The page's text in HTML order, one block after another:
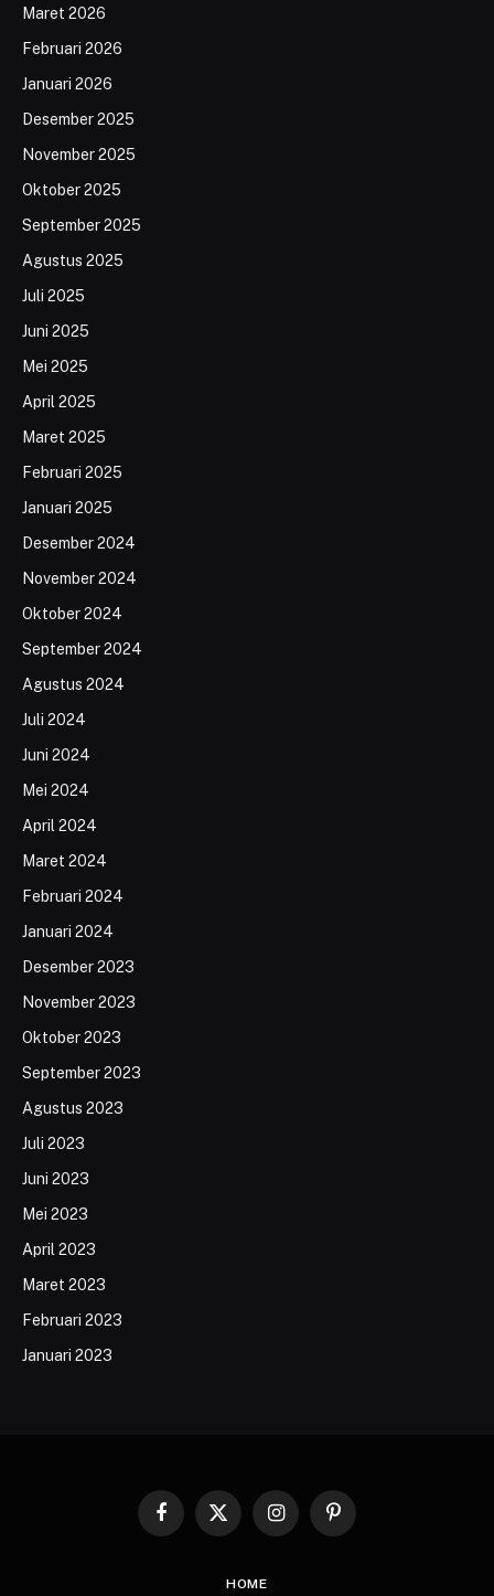
Maret 2026
Februari 2026
Januari 2026
Desember 2025
November 2025
Oktober 2025
September 2025
Agustus 2025
Juli 2025
Juni 2025
Mei 2025
April 2025
Maret 2025
Februari 2025
Januari 2025
Desember 2024
November 2024
Oktober 2024
September 2024
Agustus 2024
Juli 2024
Juni 2024
Mei 2024
April 2024
Maret 2024
Februari 2024
Januari 2024
Desember 2023
November 2023
Oktober 2023
September 2023
Agustus 2023
Juli 2023
Juni 2023
Mei 2023
April 2023
Maret 2023
Februari 2023
Januari 2023
Facebook
X
InstagramPinterest
HOME